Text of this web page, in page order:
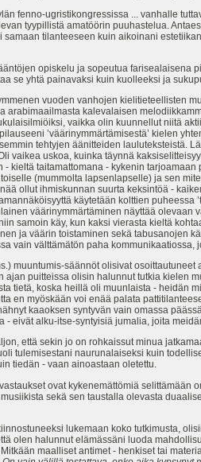
fenno-ugristikongressissa ... vanhalle
tyypillistä amatöörin puuhastelua.
tilanteeseen kuin aikoinani
opiskelu ja sopeutua farisealaisena
se yhtä painavaksi kuin kuolleeksi ja
vuoden vanhojen kielitieteellisten
arabimaailmasta kalevalaisen
vaikka olin kuunnellut niitä
’väärinymmärtämisestä’ kielen
tehtyjen äänitteiden lauluteksteistä.
vaikea uskoa, kuinka täynnä
kieltä taitamattomana - kykenin
(mummolta lapsenlapselle) ja sen
ollut ihmiskunnan suurta keksintöä -
käytetään kolttien puheessa
väärinymmärtäminen näyttää olevaan
samoin käy, kun kaksi vierasta kieltä
ja väärin toistaminen sekä tabusanojen
vain välttämätön paha
muuntumis-säännöt olisivat
puitteissa olisin halunnut tutkia kielen
tietä, koska heillä oli muunlaista - heidän
en myöskään voi enää palata
kaaoksen syntyvän vain omassa
eivät alku-itse-syntyisiä jumalia, joita
että sekin jo on rohkaissut minua
tulemisestani naurunalaiseksi kuin
tiedän - vaan ainoastaan oletettu.
ovat kykenemättömiä selittämään
sekä sen taustalla olevasta
lukemaan koko tutkimusta,
olen halunnut elämässäni luoda
maalliset antimet - henkiset tai